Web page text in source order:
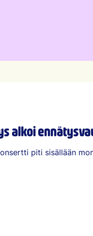
alkoi
piti sisällään